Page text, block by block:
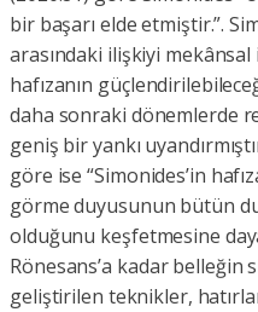
bir başarı elde etmiştir.”.
arasındaki ilişkiyi
hafızanın
daha sonraki dönemlerde
geniş bir yankı
göre ise “Simonides’in
görme duyusunun bütün
olduğunu keşfetmesine
Rönesans’a kadar belleğin
geliştirilen teknikler,